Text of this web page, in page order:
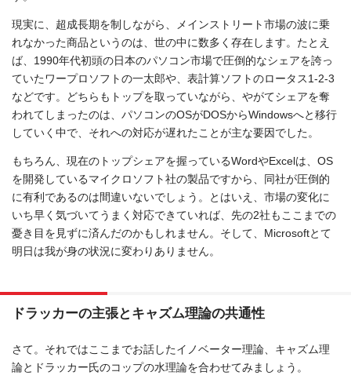
現実に、超成長期を制しながら、メインストリート市場の波に乗
れなかった商品というのは、世の中に数多く存在します。たとえ
ば、1990年代初頭の日本のパソコン市場で圧倒的なシェアを誇っ
ていたワープロソフトの一太郎や、表計算ソフトのロータス1-2-3
などです。どちらもトップを取っていながら、やがてシェアを奪
われてしまったのは、パソコンのOSがDOSからWindowsへと移行
していく中で、それへの対応が遅れたことが主な要因でした。
もちろん、現在のトップシェアを握っているWordやExcelは、OS
を開発しているマイクロソフト社の製品ですから、同社が圧倒的
に有利であるのは間違いないでしょう。とはいえ、市場の変化に
いち早く気づいてうまく対応できていれば、先の2社もここまでの
憂き目を見ずに済んだのかもしれません。そして、Microsoftとて
明日は我が身の状況に変わりありません。
ドラッカーの主張とキャズム理論の共通性
さて。それではここまでお話したイノベーター理論、キャズム理
論とドラッカー氏のコップの水理論を合わせてみましょう。